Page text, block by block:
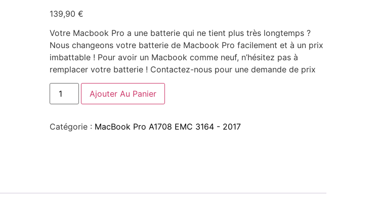
139,90 €
Votre Macbook Pro a une batterie qui ne tient plus très longtemps ?
Nous changeons votre batterie de Macbook Pro facilement et à un prix
imbattable ! Pour avoir un Macbook comme neuf, n’hésitez pas à
remplacer votre batterie ! Contactez-nous pour une demande de prix
Ajouter Au Panier
Catégorie : MacBook Pro A1708 EMC 3164 - 2017